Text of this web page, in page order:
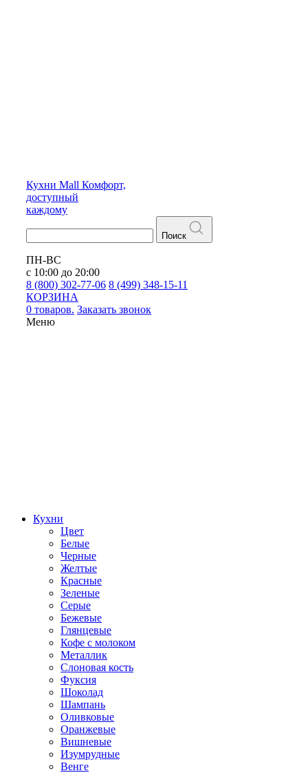
Кухни Mall Комфорт,
доступный
каждому
Поиск
ПН-ВС
с 10:00 до 20:00
8 (800) 302-77-06 8 (499) 348-15-11
КОРЗИНА
0 товаров. Заказать звонок
Меню
Кухни
Цвет
Белые
Черные
Желтые
Красные
Зеленые
Серые
Бежевые
Глянцевые
Кофе с молоком
Металлик
Слоновая кость
Фуксия
Шоколад
Шампань
Оливковые
Оранжевые
Вишневые
Изумрудные
Венге